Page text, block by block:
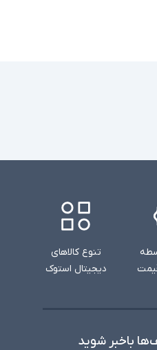
تنوع کالاهای
دیجیتال استوک
با‌خبر شوید